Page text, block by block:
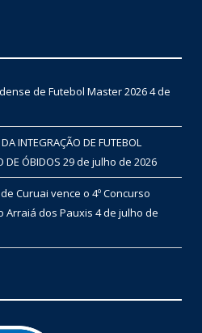
de Futebol Master 20264 de
INTEGRAÇÃO DE FUTEBOL
DE ÓBIDOS 29 de julho de 2026
Curuai vence o 4º Concurso
Arraiá dos Pauxis 4 de julho de